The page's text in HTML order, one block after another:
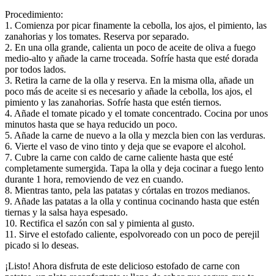
Procedimiento:
1. Comienza por picar finamente la cebolla, los ajos, el pimiento, las
zanahorias y los tomates. Reserva por separado.
2. En una olla grande, calienta un poco de aceite de oliva a fuego
medio-alto y añade la carne troceada. Sofríe hasta que esté dorada
por todos lados.
3. Retira la carne de la olla y reserva. En la misma olla, añade un
poco más de aceite si es necesario y añade la cebolla, los ajos, el
pimiento y las zanahorias. Sofríe hasta que estén tiernos.
4. Añade el tomate picado y el tomate concentrado. Cocina por unos
minutos hasta que se haya reducido un poco.
5. Añade la carne de nuevo a la olla y mezcla bien con las verduras.
6. Vierte el vaso de vino tinto y deja que se evapore el alcohol.
7. Cubre la carne con caldo de carne caliente hasta que esté
completamente sumergida. Tapa la olla y deja cocinar a fuego lento
durante 1 hora, removiendo de vez en cuando.
8. Mientras tanto, pela las patatas y córtalas en trozos medianos.
9. Añade las patatas a la olla y continua cocinando hasta que estén
tiernas y la salsa haya espesado.
10. Rectifica el sazón con sal y pimienta al gusto.
11. Sirve el estofado caliente, espolvoreado con un poco de perejil
picado si lo deseas.
¡Listo! Ahora disfruta de este delicioso estofado de carne con